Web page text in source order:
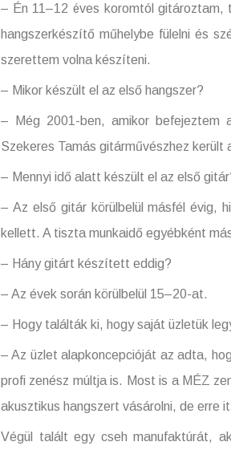
– Én 11–12 éves koromtól gitároztam,
hangszerkészítő műhelybe fülelni és
szerettem volna készíteni.
– Mikor készült el az első hangszer?
– Még 2001-ben, amikor befejeztem
Szekeres Tamás gitárművészhez került
– Mennyi idő alatt készült el az első
– Az első gitár körülbelül másfél évig,
kellett. A tiszta munkaidő egyébként
– Hány gitárt készített eddig?
– Az évek során körülbelül 15–20-at.
– Hogy találták ki, hogy saját üzletük
– Az üzlet alapkoncepcióját az adta,
profi zenész múltja is. Most is a MÉZ
akusztikus hangszert vásárolni, de erre
Végül talált egy cseh manufaktúrát,